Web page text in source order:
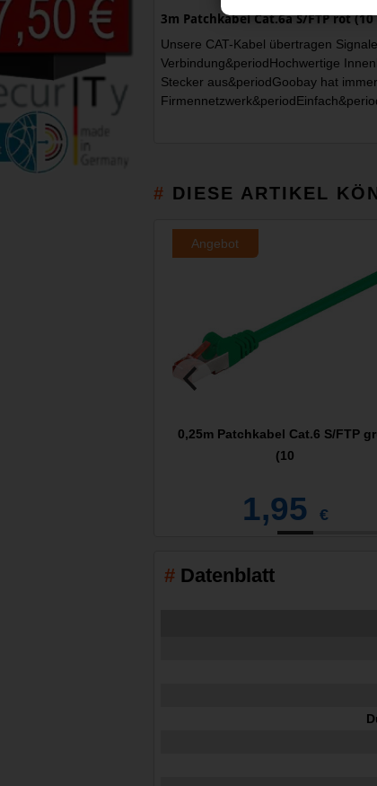
3m Patchkabel Cat.6a S/FTP rot
Unsere CAT-Kabel übertragen
Verbindung&periodHochwertige
Stecker aus&periodGoobay hat
DIESE ARTIKEL
Angebot
0,25m Patchkabel Cat.6 S/FTP
(10
1,95 €
Datenblatt